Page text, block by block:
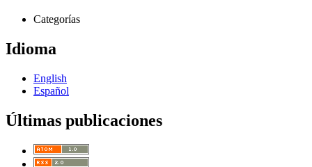
Categorías
Idioma
English
Español
Últimas publicaciones